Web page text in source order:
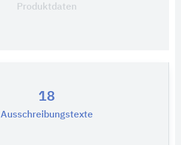
Produktdaten
18
Ausschreibungstexte